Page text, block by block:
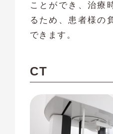
ことができ、治療
るため、患者様の
できます。
CT